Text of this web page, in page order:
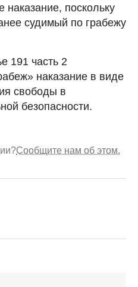
наказание, поскольку
судимый по грабежу
191 часть 2
наказание в виде
свободы в
безопасности.
Сообщите нам об этом.